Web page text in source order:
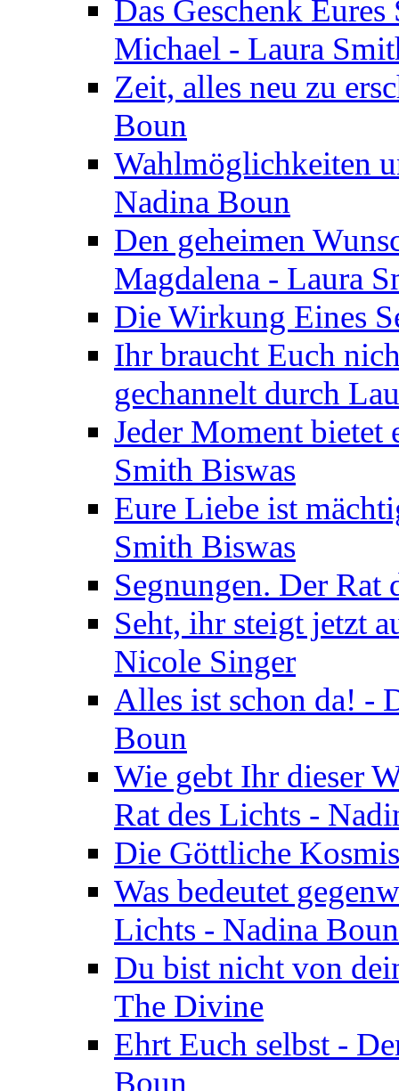
Das Geschenk
Michael - Laura
Zeit, alles neu zu
Boun
Wahlmöglichkeiten
Nadina Boun
Den geheimen
Magdalena - Laura
Die Wirkung Eines
Ihr braucht Euch
gechannelt durch
Jeder Moment bietet
Smith Biswas
Eure Liebe ist
Smith Biswas
Segnungen. Der
Seht, ihr steigt jetzt
Nicole Singer
Alles ist schon da! -
Boun
Wie gebt Ihr dieser
Rat des Lichts -
Die Göttliche
Was bedeutet
Lichts - Nadina Boun
Du bist nicht von
The Divine
Ehrt Euch selbst -
Boun